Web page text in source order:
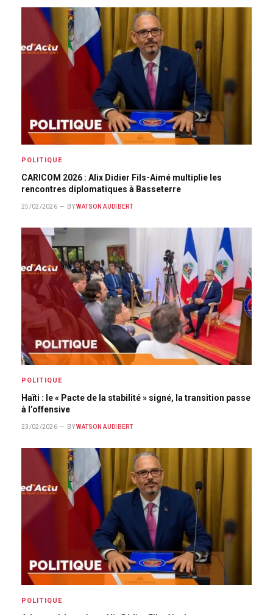
POLITIQUE
CARICOM 2026 : Alix Didier Fils-Aimé multiplie les
rencontres diplomatiques à Basseterre
25/02/2026 BY WATSON AUDIBERT
POLITIQUE
Haïti : le « Pacte de la stabilité » signé, la transition passe
à l’offensive
23/02/2026 BY WATSON AUDIBERT
POLITIQUE